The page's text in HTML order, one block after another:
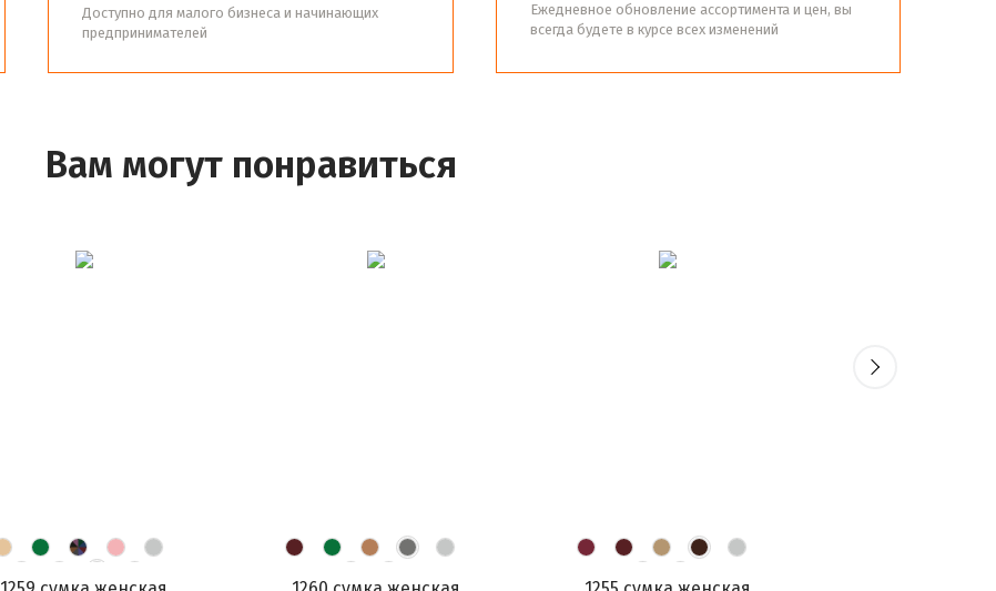
Доступно для малого бизнеса и начинающих
предпринимателей
Ежедневное обновление ассортимента и цен, вы
всегда будете в курсе всех изменений
Вам могут понравиться